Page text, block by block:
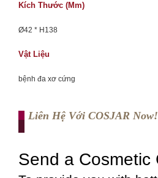
Kích Thước (mm)
Ø42 * H138
Vật Liệu
bệnh đa xơ cứng
Liên Hệ Với COSJAR Now!